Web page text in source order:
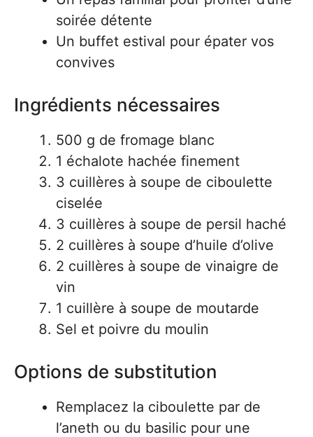
soirée détente
Un buffet estival pour épater vos
convives
Ingrédients nécessaires
500 g de fromage blanc
1 échalote hachée finement
3 cuillères à soupe de ciboulette
ciselée
3 cuillères à soupe de persil haché
2 cuillères à soupe d’huile d’olive
2 cuillères à soupe de vinaigre de
vin
1 cuillère à soupe de moutarde
Sel et poivre du moulin
Options de substitution
Remplacez la ciboulette par de
l’aneth ou du basilic pour une